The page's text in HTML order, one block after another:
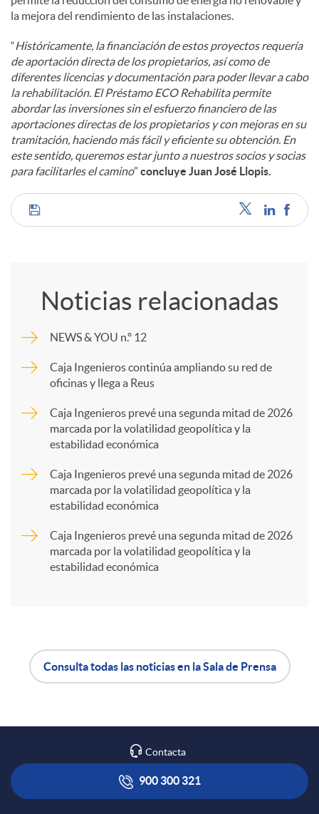
la mejora del rendimiento de las instalaciones.
“Históricamente, la financiación de estos proyectos requería
de aportación directa de los propietarios, así como de
diferentes licencias y documentación para poder llevar a cabo
la rehabilitación. El Préstamo ECO Rehabilita permite
abordar las inversiones sin el esfuerzo financiero de las
aportaciones directas de los propietarios y con mejoras en su
tramitación, haciendo más fácil y eficiente su obtención. En
este sentido, queremos estar junto a nuestros socios y socias
para facilitarles el camino” concluye Juan José Llopis.
C
p
a
R
e
Noticias relacionadas
NEWS & YOU n.º 12
Caja Ingenieros continúa ampliando su red de
oficinas y llega a Reus
Caja Ingenieros prevé una segunda mitad de 2026
marcada por la volatilidad geopolítica y la
estabilidad económica
Caja Ingenieros prevé una segunda mitad de 2026
marcada por la volatilidad geopolítica y la
estabilidad económica
Caja Ingenieros prevé una segunda mitad de 2026
marcada por la volatilidad geopolítica y la
estabilidad económica
A
p
l
o
t
Consulta todas las noticias en la Sala de Prensa
Contacta
900 300 321